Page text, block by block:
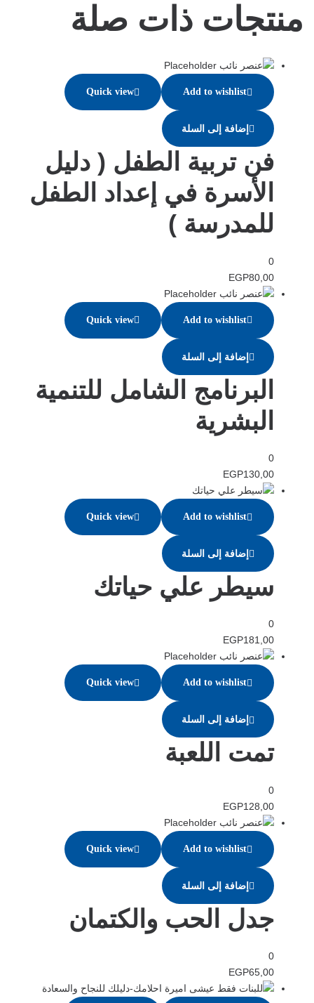
منتجات ذات صلة
Add to wishlist
Quick view
إضافة إلى السلة
فن تربية الطفل ( دليل
الأسرة في إعداد الطفل
للمدرسة )
0
EGP80,00
Add to wishlist
Quick view
إضافة إلى السلة
البرنامج الشامل للتنمية
البشرية
0
EGP130,00
Add to wishlist
Quick view
إضافة إلى السلة
سيطر علي حياتك
0
EGP181,00
Add to wishlist
Quick view
إضافة إلى السلة
تمت اللعبة
0
EGP128,00
Add to wishlist
Quick view
إضافة إلى السلة
جدل الحب والكتمان
0
EGP65,00